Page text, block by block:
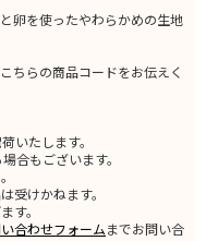
卵を使ったやわらかめの生地
らの商品コードをお伝えく
いたします。
合もございます。
けかねます。
す。
合わせフォームまでお問い合